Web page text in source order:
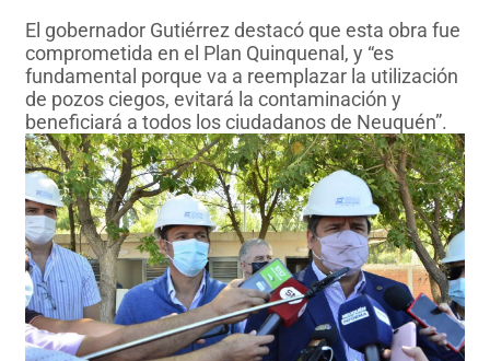
El gobernador Gutiérrez destacó que esta obra fue
comprometida en el Plan Quinquenal, y “es
fundamental porque va a reemplazar la utilización
de pozos ciegos, evitará la contaminación y
beneficiará a todos los ciudadanos de Neuquén”.